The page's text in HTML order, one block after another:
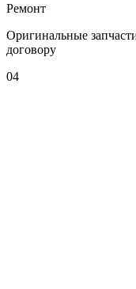
Ремонт
Оригинальные
договору
04